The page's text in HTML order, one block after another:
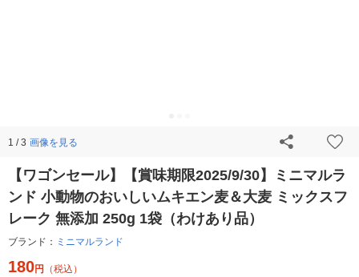
1 / 3 画像を見る
【ワゴンセール】【賞味期限2025/9/30】ミニマルラ
ンド 小動物のおいしいムキエン麦＆大麦 ミックスフ
レーク 無添加 250g 1袋（わけあり品）
ブランド： ミニマルランド
180円 （税込）